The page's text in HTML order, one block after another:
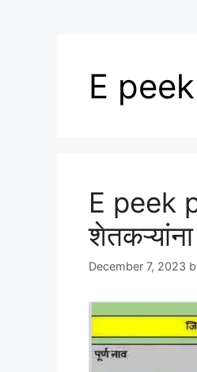
E
E peek
December 7, 2023